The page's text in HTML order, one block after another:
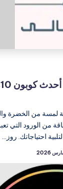
من الخضرة
من الورود التي
احتياجاتك. روز…